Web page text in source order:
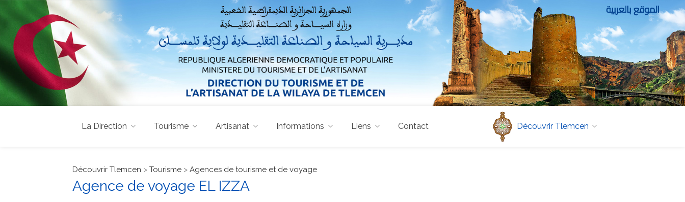
الموقع بالعربية
La Direction Tourisme Artisanat Informations Liens Contact Découvrir Tlemcen
Découvrir Tlemcen > Tourisme > Agences de tourisme et de voyage
Agence de voyage EL IZZA